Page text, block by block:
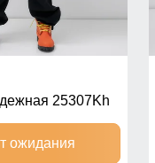
25307Kh
ожидания